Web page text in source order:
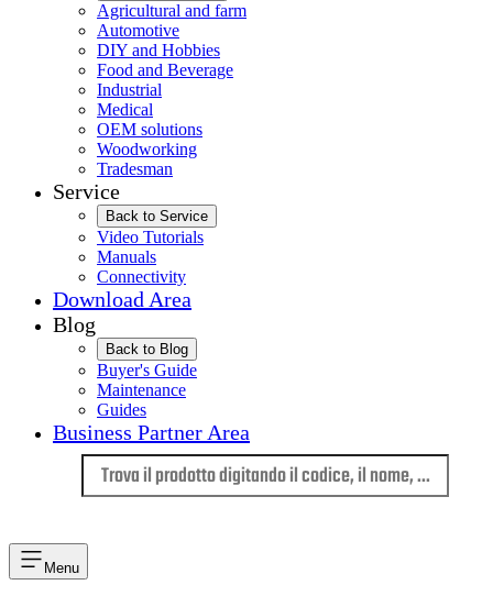
Agricultural and farm
Automotive
DIY and Hobbies
Food and Beverage
Industrial
Medical
OEM solutions
Woodworking
Tradesman
Service
Back to Service
Video Tutorials
Manuals
Connectivity
Download Area
Blog
Back to Blog
Buyer's Guide
Maintenance
Guides
Business Partner Area
Menu